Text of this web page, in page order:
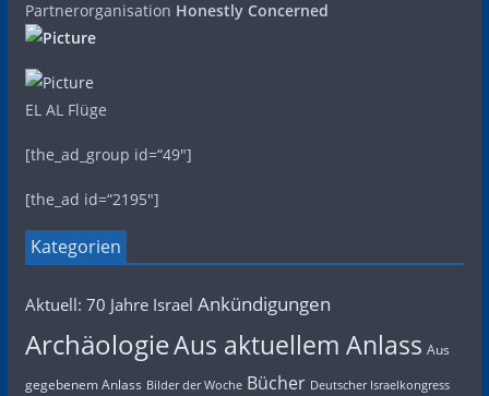
Partnerorganisation Honestly Concerned
EL AL Flüge
[the_ad_group id=“49″]
[the_ad id=“2195″]
Kategorien
Aktuell: 70 Jahre Israel Ankündigungen
ArchäologieAus aktuellem Anlass Aus
gegebenem Anlass Bilder der Woche Bücher Deutscher Israelkongress